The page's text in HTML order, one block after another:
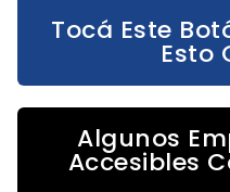
Tocá Este
Esto
Algunos
Accesibles